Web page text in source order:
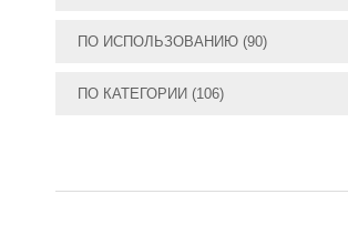
ПО ИСПОЛЬЗОВАНИЮ (90)
ПО КАТЕГОРИИ (106)